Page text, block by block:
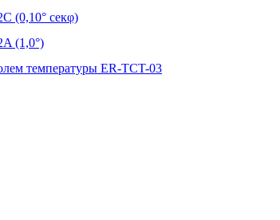
(0,10° секφ)
(1,0°)
температуры ER-TCT-03